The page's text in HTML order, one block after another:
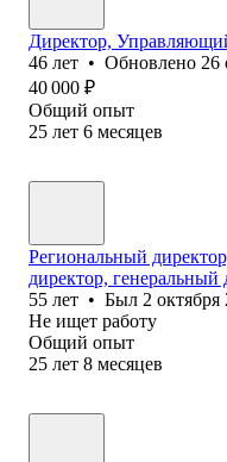
Директор,
46 лет • Обновлено 26
40 000 ₽
Общий опыт
25 лет 6 месяцев
Региональный
директор, генеральный
55 лет • Был 2 октября
Не ищет работу
Общий опыт
25 лет 8 месяцев